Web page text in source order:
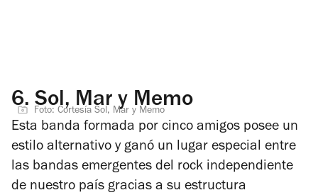
6. Sol, Mar y Memo
Foto: Cortesía Sol, Mar y Memo
Esta banda formada por cinco amigos posee un
estilo alternativo y ganó un lugar especial entre
las bandas emergentes del rock independiente
de nuestro país gracias a su estructura